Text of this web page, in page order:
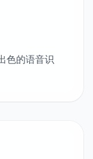
色的语音识